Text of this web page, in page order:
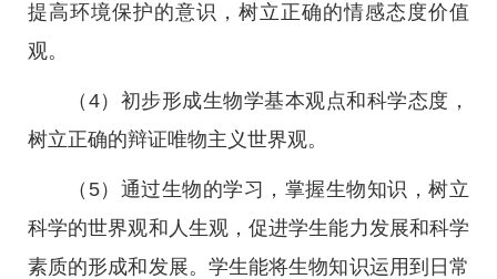
提高环境保护的意识，树立正确的情感态度价值
观。
（4）初步形成生物学基本观点和科学态度，
树立正确的辩证唯物主义世界观。
（5）通过生物的学习，掌握生物知识，树立
科学的世界观和人生观，促进学生能力发展和科学
素质的形成和发展。学生能将生物知识运用到日常